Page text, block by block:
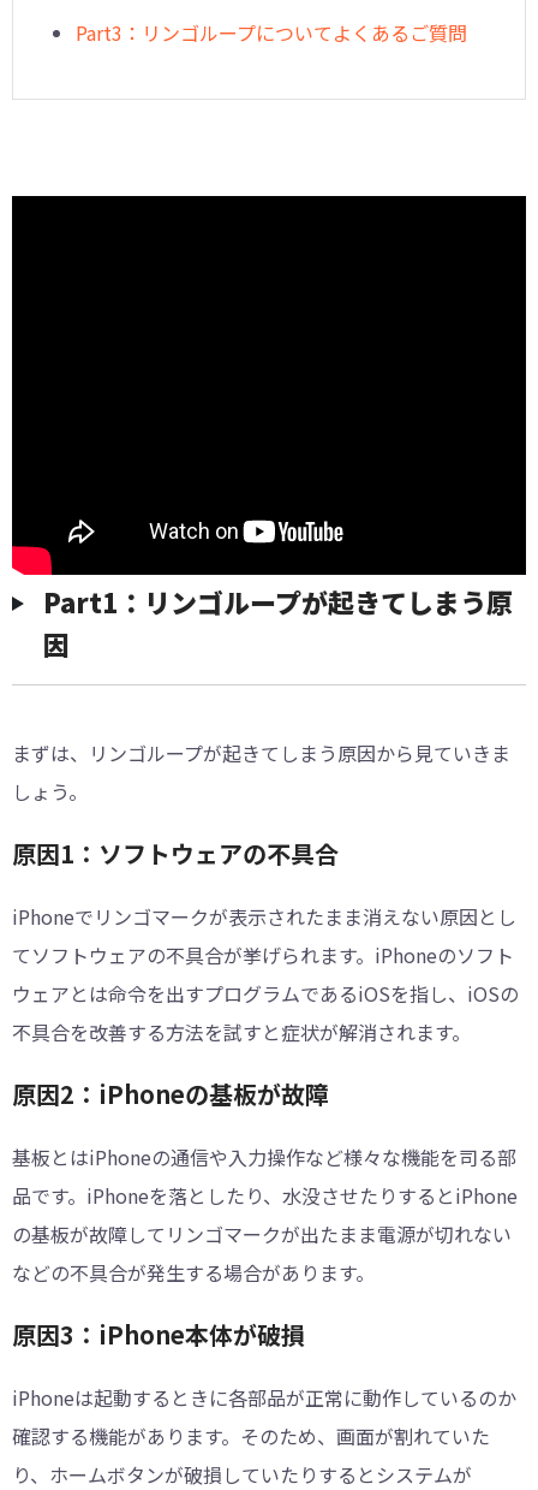
Part3：リンゴループについてよくあるご質問
Part1：リンゴループが起きてしまう原
因
まずは、リンゴループが起きてしまう原因から見ていきま
しょう。
原因1：ソフトウェアの不具合
iPhoneでリンゴマークが表示されたまま消えない原因とし
てソフトウェアの不具合が挙げられます。iPhoneのソフト
ウェアとは命令を出すプログラムであるiOSを指し、iOSの
不具合を改善する方法を試すと症状が解消されます。
原因2：iPhoneの基板が故障
基板とはiPhoneの通信や入力操作など様々な機能を司る部
品です。iPhoneを落としたり、水没させたりするとiPhone
の基板が故障してリンゴマークが出たまま電源が切れない
などの不具合が発生する場合があります。
原因3：iPhone本体が破損
iPhoneは起動するときに各部品が正常に動作しているのか
確認する機能があります。そのため、画面が割れていた
り、ホームボタンが破損していたりするとシステムが